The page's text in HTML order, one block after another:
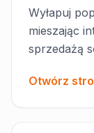
Wyłapuj
mieszając
sprzedażą
Otwórz